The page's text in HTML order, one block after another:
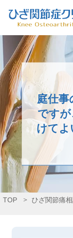
庭仕
です
けてよ
TOP ひざ関節痛